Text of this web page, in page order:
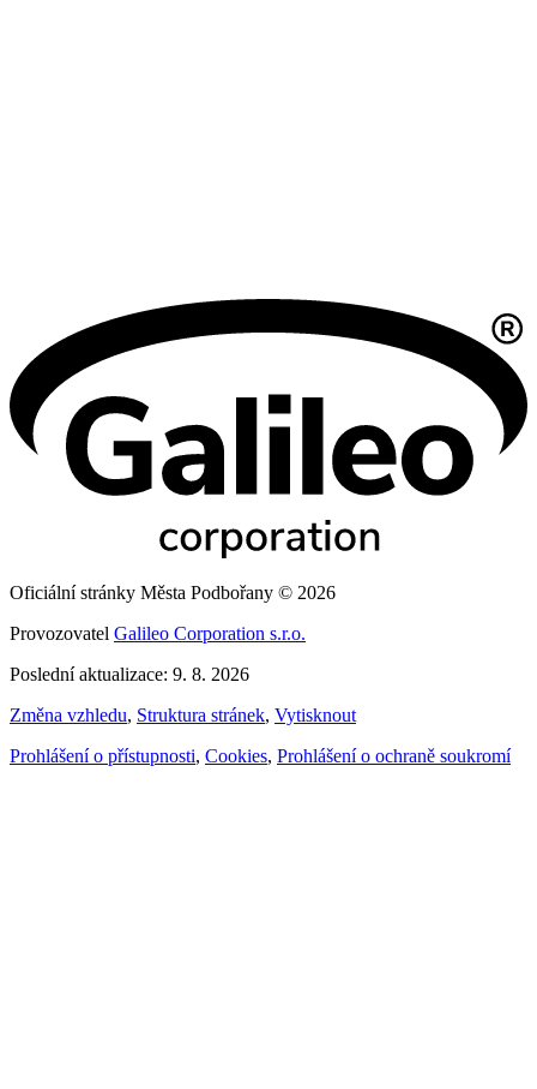
Oficiální stránky Města Podbořany © 2026
Provozovatel Galileo Corporation s.r.o.
Poslední aktualizace: 9. 8. 2026
Změna vzhledu, Struktura stránek, Vytisknout
Prohlášení o přístupnosti, Cookies, Prohlášení o ochraně soukromí